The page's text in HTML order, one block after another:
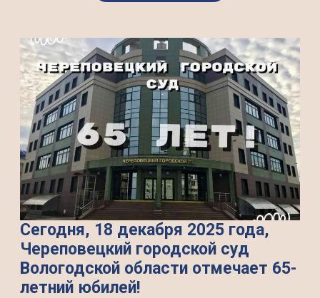
Сегодня, 18 декабря 2025 года,
Череповецкий городской суд
Вологодской области отмечает 65-
летний юбилей!